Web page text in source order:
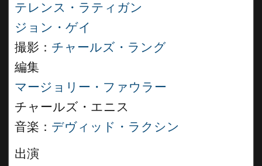
テレンス・ラティガン
ジョン・ゲイ
撮影： チャールズ・ラング
編集
マージョリー・ファウラー
チャールズ・エニス
音楽： デヴィッド・ラクシン
出演